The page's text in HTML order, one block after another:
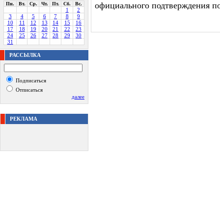
Пн. Вт. Ср. Чт. Пт. Сб. Вс.
1
2
3
4 5 6 7 8
9
10
11 12 13 14 15
16
17
18 19 20 21 22
23
24
25 26 27 28 29
30
31
РАССЫЛКА
Подписаться
Отписаться
далее
РЕКЛАМА
официального подтверждения